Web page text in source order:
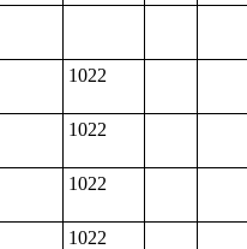
1022
1022
1022
1022